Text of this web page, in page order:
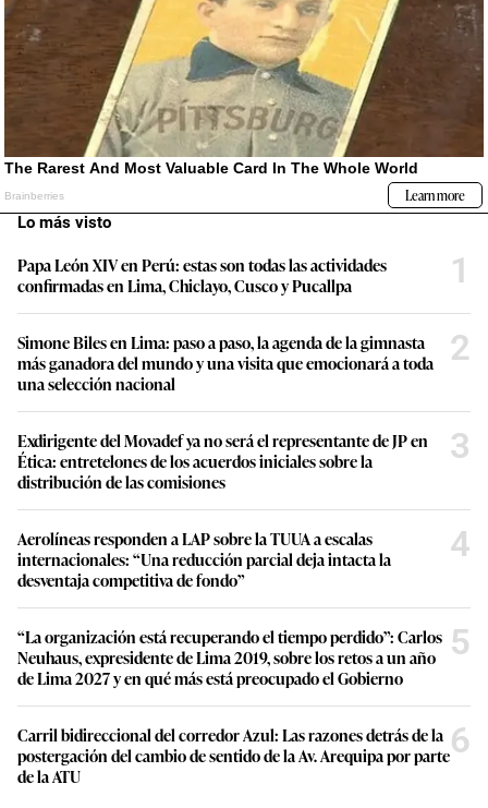
Lo más visto
Papa León XIV en Perú: estas son todas las actividades
confirmadas en Lima, Chiclayo, Cusco y Pucallpa
1
Simone Biles en Lima: paso a paso, la agenda de la gimnasta
más ganadora del mundo y una visita que emocionará a toda
una selección nacional
2
Exdirigente del Movadef ya no será el representante de JP en
Ética: entretelones de los acuerdos iniciales sobre la
distribución de las comisiones
3
Aerolíneas responden a LAP sobre la TUUA a escalas
internacionales: “Una reducción parcial deja intacta la
desventaja competitiva de fondo”
4
“La organización está recuperando el tiempo perdido”: Carlos
Neuhaus, expresidente de Lima 2019, sobre los retos a un año
de Lima 2027 y en qué más está preocupado el Gobierno
5
Carril bidireccional del corredor Azul: Las razones detrás de la
postergación del cambio de sentido de la Av. Arequipa por parte
de la ATU
6